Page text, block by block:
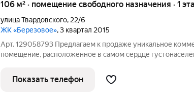
106 м² · помещение свободного назначения · 1
улица Твардовского, 22/6
ЖК «Березовое», 3 квартал 2015
Арт. 129058793 Предлагаем к продаже уникальное
помещение, расположенное в самом сердце
собственного бизнеса, так и для инвестирования с целью
получения дохода от аренды.
Показать телефон